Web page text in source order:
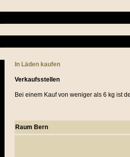
In Läden kaufen
Verkaufsstellen
Bei einem Kauf von weniger als 6 kg ist
Raum Bern